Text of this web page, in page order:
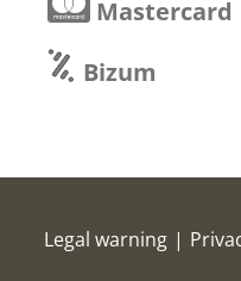
Mastercard
Bizum
Legal warning |